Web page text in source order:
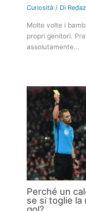
Curiosità / Di
Molte volte i
propri genitori.
assolutamente…
Perché un
se si toglie la